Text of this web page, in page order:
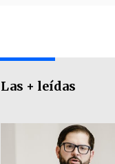
Las + leídas